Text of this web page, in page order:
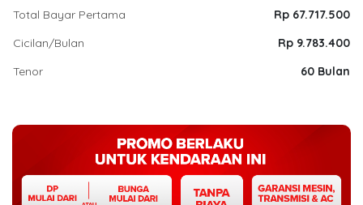
Total Bayar Pertama
Rp 67.717.500
Cicilan/Bulan
Rp 9.783.400
Tenor
60 Bulan